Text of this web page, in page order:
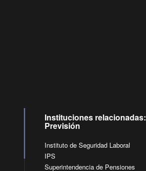
Instituciones relacionadas:
Previsión
Instituto de Seguridad Laboral
IPS
Superintendencia de Pensiones